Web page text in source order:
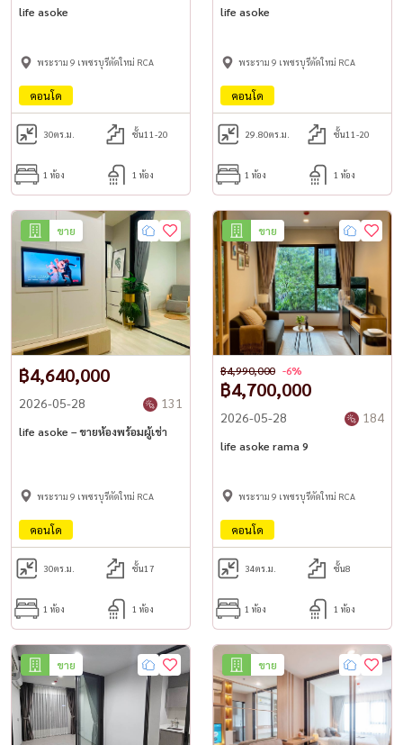
life asoke
พระราม 9 เพชรบุรีตัดใหม่ RCA
คอนโด
30ตร.ม. ชั้น11-20
1 ห้อง 1 ห้อง
life asoke
พระราม 9 เพชรบุรีตัดใหม่ RCA
คอนโด
29.80ตร.ม. ชั้น11-20
1 ห้อง 1 ห้อง
ขาย
฿4,640,000
2026-05-28 131
life asoke – ขายห้องพร้อมผู้เช่า
พระราม 9 เพชรบุรีตัดใหม่ RCA
คอนโด
30ตร.ม. ชั้น17
1 ห้อง 1 ห้อง
ขาย
฿4,700,000
฿4,990,000 -6%
2026-05-28 184
life asoke rama 9
พระราม 9 เพชรบุรีตัดใหม่ RCA
คอนโด
34ตร.ม. ชั้น8
1 ห้อง 1 ห้อง
ขาย ขาย